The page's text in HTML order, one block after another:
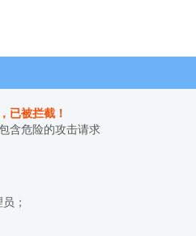
已被拦截！
含危险的攻击请求
；